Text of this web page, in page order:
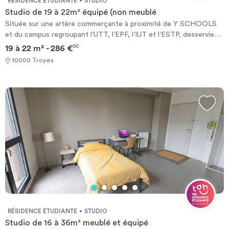
Studio de 19 à 22m² équipé (non meublé
Située sur une artère commerçante à proximité de Y SCHOOLS
et du campus regroupant l’UTT, l’EPF, l’IUT et l’ESTP, desservie
par les transports en commun, cette résidence propose 65
studios Studio de 20 m² - Les studios sont composés d'une
kitchenette avec un réfrigérateur et des plaques de cuisson, d'un
Chauffage : collectif électrique Sont inclus dans les charges :
toutes charges comprises Localisation et service : À proximité de
Y SCHOOLS et l'IUT / Commerces à 5 minutes / à 10 min. à pied
du centre-ville / Ligne de bus 2
19 à 22 m² - 286 €CC
10000 Troyes
RÉSIDENCE ÉTUDIANTE STUDIO
Studio de 16 à 36m² meublé et équipé